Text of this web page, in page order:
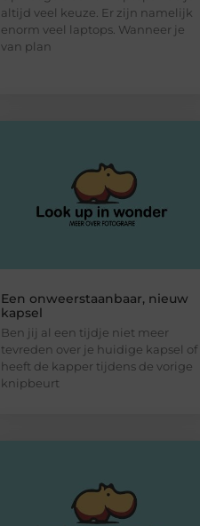
altijd veel keuze. Er zijn namelijk
enorm veel laptops. Wanneer je
van plan
Een onweerstaanbaar, nieuw
kapsel
Ben jij al een tijdje niet meer
tevreden over je huidige kapsel of
heeft de kapper tijdens de vorige
knipbeurt